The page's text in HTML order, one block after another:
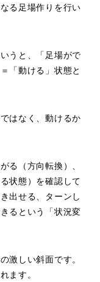
る足場作りを行い
うと、「足場がで
「動ける」状態と
はなく、動けるか
る（方向転換）、
状態）を確認して
出せる、ターンし
るという「状況変
激しい斜面です。
ます。